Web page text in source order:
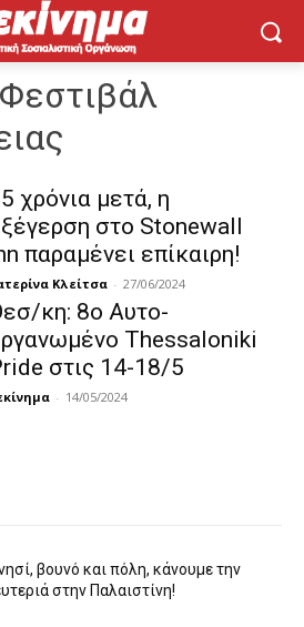
Φεστιβάλ
χρόνια μετά, η
στο Stonewall
παραμένει επίκαιρη!
Κλείτσα - 27/06/2024
κη: 8ο Αυτο-
Thessaloniki
στις 14-18/5
- 14/05/2024
βουνό και πόλη, κάνουμε την
στην Παλαιστίνη!